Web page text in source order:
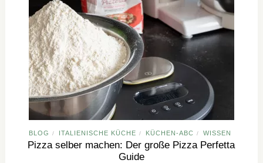
BLOG / ITALIENISCHE KÜCHE / KÜCHEN-ABC / WISSEN
Pizza selber machen: Der große Pizza Perfetta
Guide